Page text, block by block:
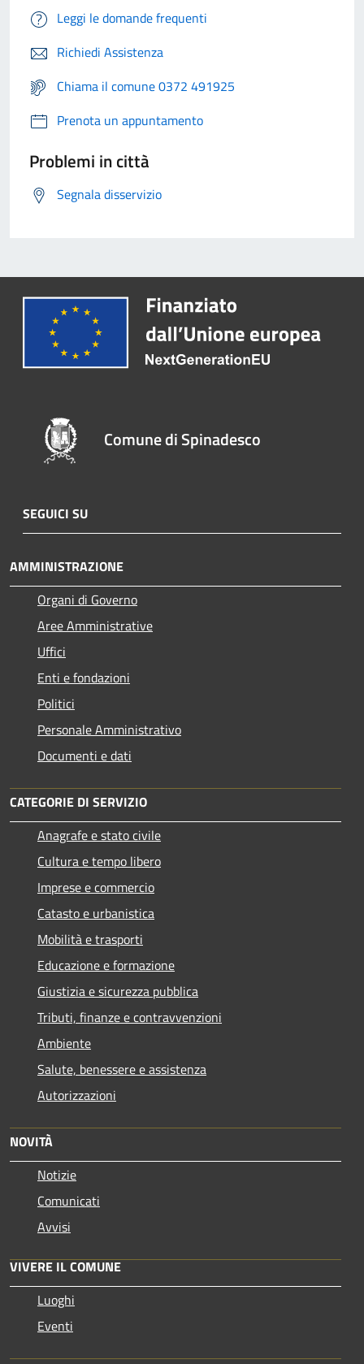
Leggi le domande frequenti
Richiedi Assistenza
Chiama il comune 0372 491925
Prenota un appuntamento
Problemi in città
Segnala disservizio
Comune di Spinadesco
SEGUICI SU
AMMINISTRAZIONE
Organi di Governo
Aree Amministrative
Uffici
Enti e fondazioni
Politici
Personale Amministrativo
Documenti e dati
CATEGORIE DI SERVIZIO
Anagrafe e stato civile
Cultura e tempo libero
Imprese e commercio
Catasto e urbanistica
Mobilità e trasporti
Educazione e formazione
Giustizia e sicurezza pubblica
Tributi, finanze e contravvenzioni
Ambiente
Salute, benessere e assistenza
Autorizzazioni
NOVITÀ
Notizie
Comunicati
Avvisi
VIVERE IL COMUNE
Luoghi
Eventi